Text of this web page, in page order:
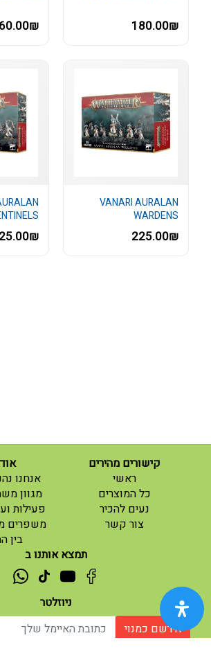
180.00₪
VANARI AURALAN
WARDENS
225.00₪
קישורים מהירים
ראשי
(current)
כל המוצרים
נעים להכיר
צור קשר
(current)
אנחנו
מגוון
פעילות
משפרים
בין
תמצא אותנו ב
ניוזלטר
הירשם כמנוי